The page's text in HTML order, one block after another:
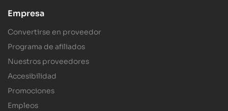
Empresa
Convertirse en proveedor
Programa de afiliados
Nuestros proveedores
Accesibilidad
Promociones
Empleos